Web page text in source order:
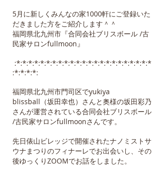
5月に新しくみんなの家1000軒にご登録いた
だきました方をご紹介します＾＾
福岡県北九州市『合同会社ブリスボール /古
民家サロンfullmoon』
:*:*:*:*:*:*:*:*:*:*:*:*:*:*:*:*:*:*:*:*:*:*:*
:*:*:*:*:
福岡県北九州市門司区でyukiya
blissball（坂田幸也）さんと奥様の坂田彩乃
さんが運営されている合同会社ブリスボール
/古民家サロンfullmoonさんです。
先日俵山ビレッジで開催されたナノミストサ
ウナまつりのフィナーレでお出会いし、その
後ゆっくりZOOMでお話をしました。